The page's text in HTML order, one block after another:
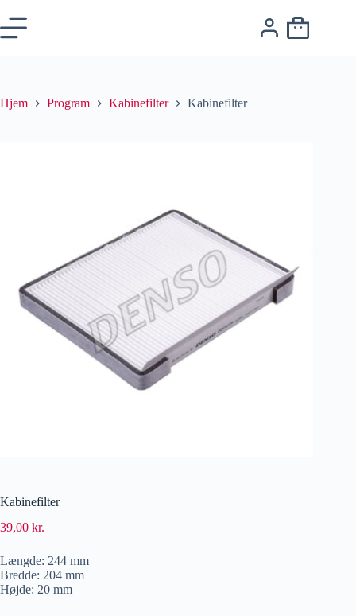
Hjem Program Kabinefilter Kabinefilter
Kabinefilter
39,00 kr.
Længde: 244 mm
Bredde: 204 mm
Højde: 20 mm